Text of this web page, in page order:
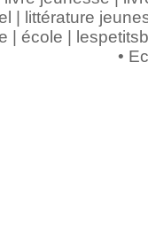
| littérature
| école |
•